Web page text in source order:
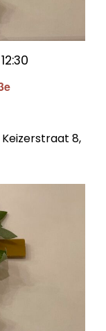
12:30
Keizerstraat 8,